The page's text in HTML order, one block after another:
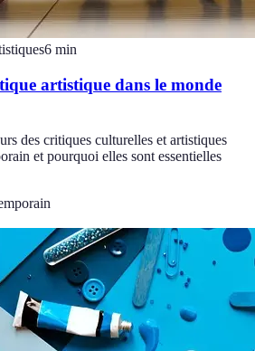
6 min
artistique dans le monde
des critiques culturelles et artistiques
et pourquoi elles sont essentielles